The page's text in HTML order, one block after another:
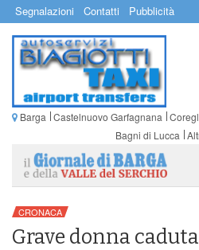
Segnalazioni Contatti Pubblicità
Barga Castelnuovo Garfagnana
Bagni di Lucca
CRONACA
Grave donna